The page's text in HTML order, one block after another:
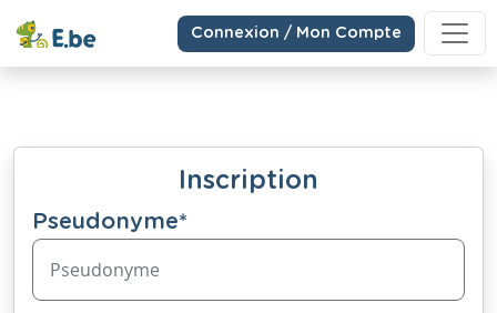
Connexion / Mon Compte
Inscription
Pseudonyme*